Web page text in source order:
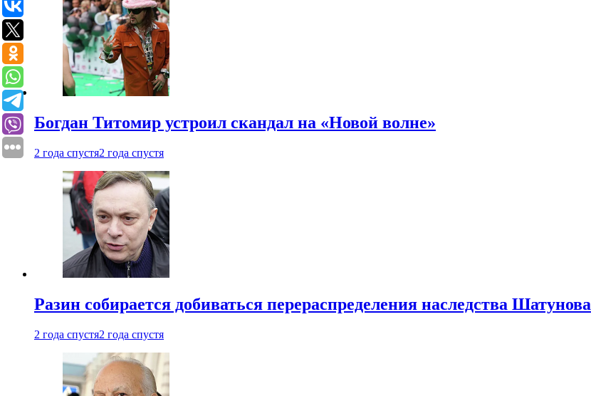
Богдан Титомир устроил скандал на «Новой волне»
2 года спустя2 года спустя
Разин собирается добиваться перераспределения наследства Шатунова
2 года спустя2 года спустя